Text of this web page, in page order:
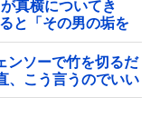
真横についてき
と「その男の垢を
ンソーで竹を切るだ
、こう言うのでいい